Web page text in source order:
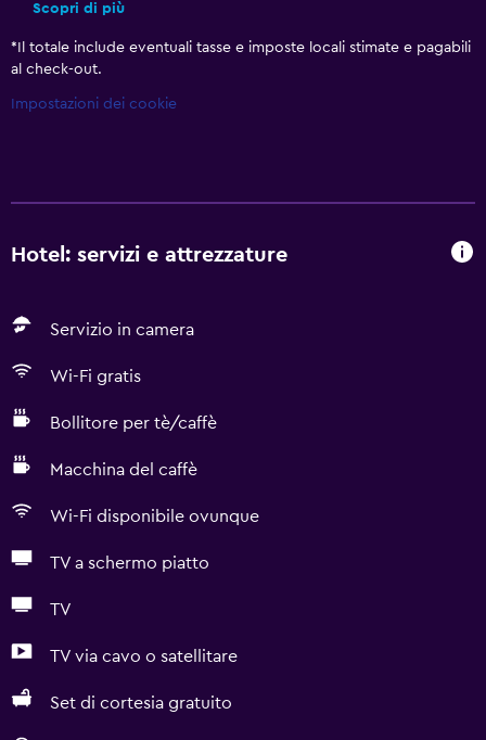
Scopri di più
* Il totale include eventuali tasse e imposte locali stimate e pagabili
al check-out.
Impostazioni dei cookie
Hotel: servizi e attrezzature
Servizio in camera
Wi-Fi gratis
Bollitore per tè/caffè
Macchina del caffè
Wi-Fi disponibile ovunque
TV a schermo piatto
TV
TV via cavo o satellitare
Set di cortesia gratuito